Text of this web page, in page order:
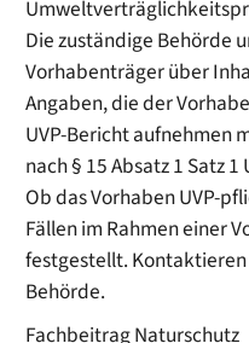
Die zuständige Behörde
Vorhabenträger über
Angaben, die der
UVP-Bericht aufnehmen
nach § 15 Absatz 1 Satz 1
Ob das Vorhaben UVP-
Fällen im Rahmen einer
festgestellt.
Behörde.
Fachbeitrag Naturschutz